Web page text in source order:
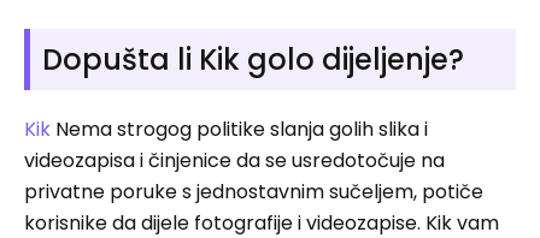
Dopušta li Kik golo dijeljenje?
Kik Nema strogog politike slanja golih slika i
videozapisa i činjenice da se usredotočuje na
privatne poruke s jednostavnim sučeljem, potiče
korisnike da dijele fotografije i videozapise. Kik vam